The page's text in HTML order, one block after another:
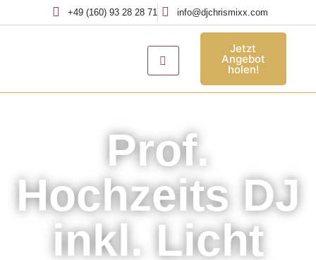
+49 (160) 93 28 28 71 info@djchrismixx.com
Jetzt
Angebot
holen!
Prof.
Hochzeits DJ
inkl. Licht